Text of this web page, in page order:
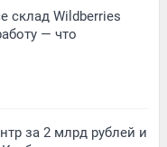
склад Wildberries
— что
за 2 млрд рублей и